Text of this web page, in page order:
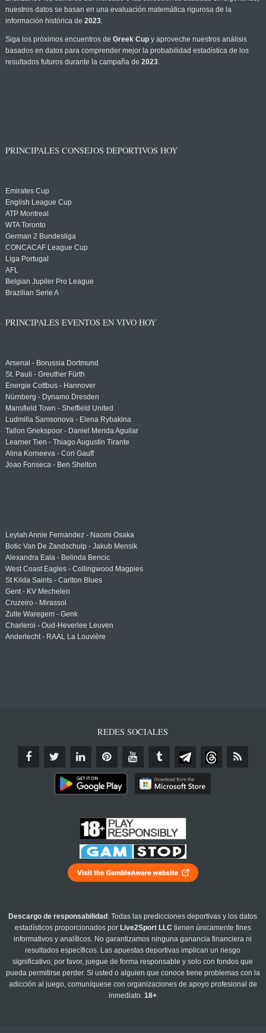
nuestros datos se basan en una evaluación matemática rigurosa de la
información histórica de 2023.
Siga los próximos encuentros de Greek Cupy aproveche nuestros análisis
basados en datos para comprender mejor la probabilidad estadística de los
resultados futuros durante la campaña de 2023.
PRINCIPALES CONSEJOS DEPORTIVOS HOY
Emirates Cup
English League Cup
ATP Montreal
WTA Toronto
German 2 Bundesliga
CONCACAF League Cup
Liga Portugal
AFL
Belgian Jupiler Pro League
Brazilian Serie A
PRINCIPALES EVENTOS EN VIVO HOY
Arsenal - Borussia Dortmund
St. Pauli - Greuther Fürth
Energie Cottbus - Hannover
Nürnberg - Dynamo Dresden
Mansfield Town - Sheffield United
Ludmilla Samsonova - Elena Rybakina
Tallon Griekspoor - Daniel Merida Aguilar
Learner Tien - Thiago Augustin Tirante
Alina Korneeva - Cori Gauff
Joao Fonseca - Ben Shelton
Leylah Annie Fernandez - Naomi Osaka
Botic Van De Zandschulp - Jakub Mensik
Alexandra Eala - Belinda Bencic
West Coast Eagles - Collingwood Magpies
St Kilda Saints - Carlton Blues
Gent - KV Mechelen
Cruzeiro - Mirassol
Zulte Waregem - Genk
Charleroi - Oud-Heverlee Leuven
Anderlecht - RAAL La Louvière
REDES SOCIALES
Descargo de responsabilidad : Todas las predicciones deportivas y los datos
estadísticos proporcionados por Live2Sport LLC tienen únicamente fines
informativos y analíticos. No garantizamos ninguna ganancia financiera ni
resultados específicos. Las apuestas deportivas implican un riesgo
significativo; por favor, juegue de forma responsable y solo con fondos que
pueda permitirse perder. Si usted o alguien que conoce tiene problemas con la
adicción al juego, comuníquese con organizaciones de apoyo profesional de
inmediato.18+